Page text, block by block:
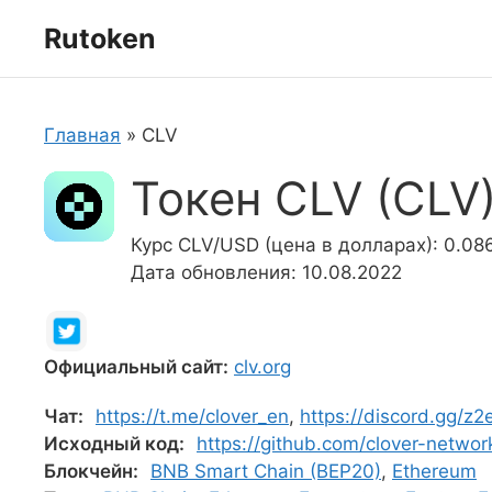
Rutoken
Главная » CLV
Токен CLV (CLV)
Курс CLV/USD (цена в долларах):
Дата обновления: 10.08.2022
Официальный сайт: clv.org
Чат: https://t.me/clover_en, https://discord.gg/
Исходный код:
https://github.com/clover-
Блокчейн:
BNB Smart Chain (BEP20), Ethereum